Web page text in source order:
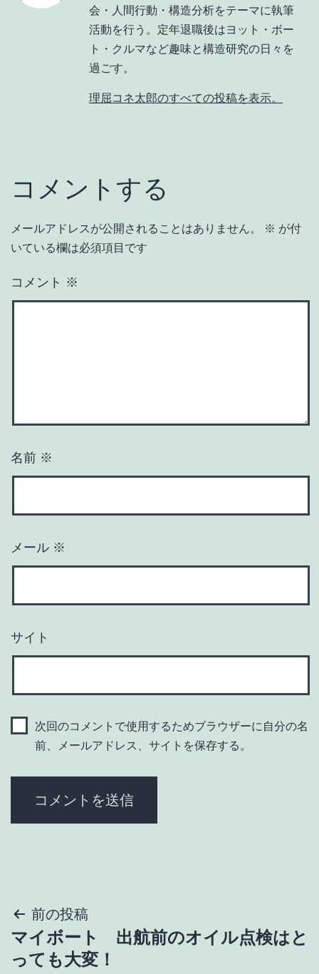
会・人間行動・構造分析をテーマに執筆
活動を行う。定年退職後はヨット・ボー
ト・クルマなど趣味と構造研究の日々を
過ごす。
理屈コネ太郎のすべての投稿を表示。
コメントする
メールアドレスが公開されることはありません。 ※ が付
いている欄は必須項目です
コメント ※
名前 ※
メール ※
サイト
次回のコメントで使用するためブラウザーに自分の名
前、メールアドレス、サイトを保存する。
投
稿
前の投稿
マイボート 出航前のオイル点検はと
っても大変！